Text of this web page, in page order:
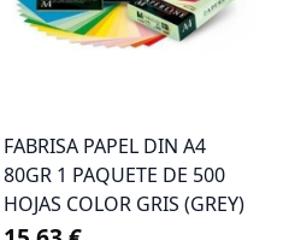
FABRISA PAPEL DIN A4
80GR 1 PAQUETE DE 500
HOJAS COLOR GRIS (GREY)